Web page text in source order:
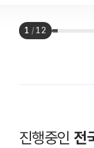
1 / 12
진행중인전